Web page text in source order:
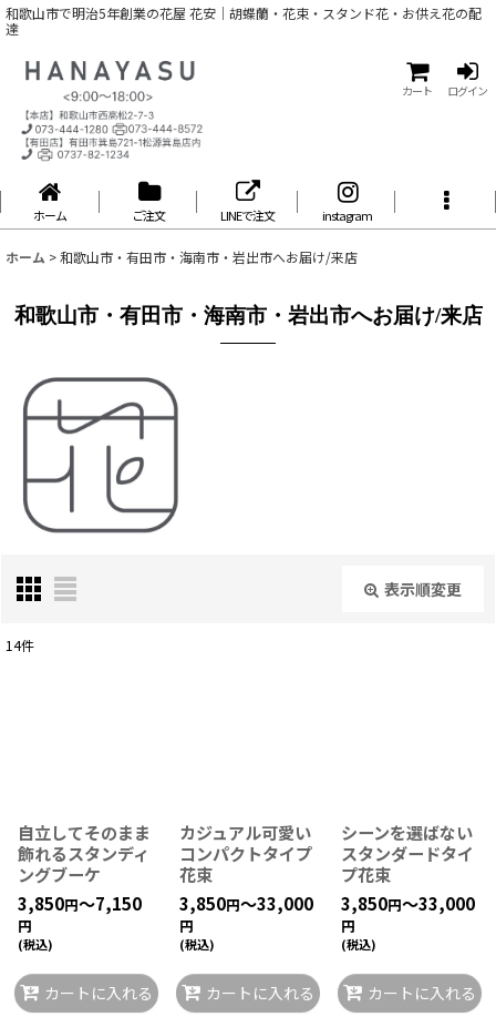
和歌山市で明治5年創業の花屋 花安｜胡蝶蘭・花束・スタンド花・お供え花の配
達
カート ログイン
ホーム ご注文 LINEで注文 instagram
ホーム >和歌山市・有田市・海南市・岩出市へお届け/来店
和歌山市・有田市・海南市・岩出市へお届け/来店
表示順変更
並び順
閉じる
14件
自立してそのまま
飾れるスタンディ
ングブーケ
3,850円～7,150
円
(税込)
カートに入れる
カジュアル可愛い
コンパクトタイプ
花束
3,850円～33,000
円
(税込)
カートに入れる
シーンを選ばない
スタンダードタイ
プ花束
3,850円～33,000
円
(税込)
カートに入れる